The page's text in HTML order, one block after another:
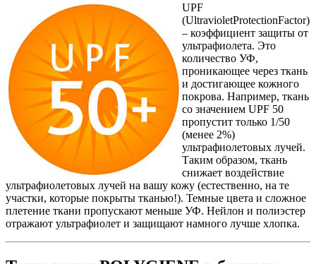
UPF
(UltravioletProtectionFactor)
– коэффициент защиты от
ультрафиолета. Это
количество УФ,
проникающее через ткань
и достигающее кожного
покрова. Например, ткань
со значением UPF 50
пропустит только 1/50
(менее 2%)
ультрафиолетовых лучей.
Таким образом, ткань
снижает воздействие
ультрафиолетовых лучей на вашу кожу (естественно, на те
участки, которые покрыты тканью!). Темные цвета и сложное
плетение ткани пропускают меньше УФ. Нейлон и полиэстер
отражают ультрафиолет и защищают намного лучше хлопка.